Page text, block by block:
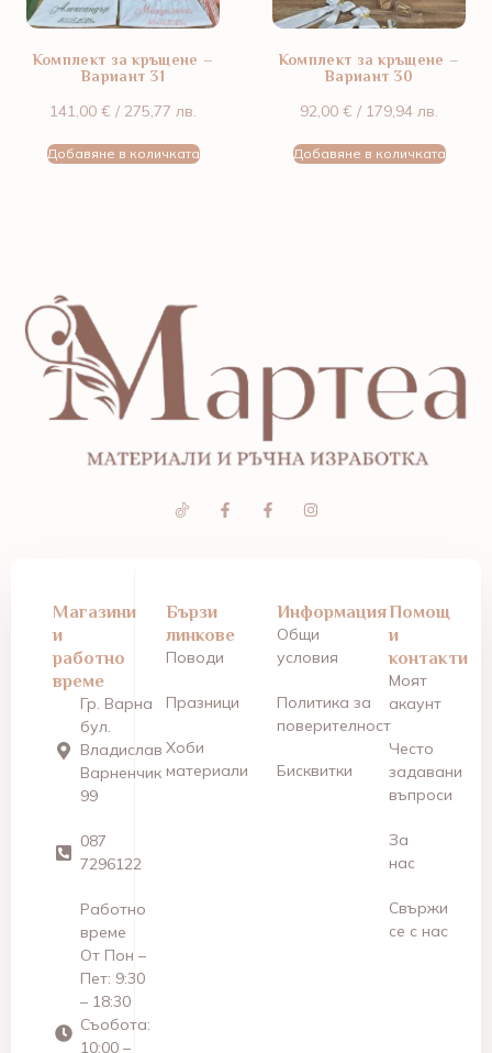
Комплект за кръщене –
Вариант 31
141,00 € / 275,77 лв.
Добавяне в количката
Комплект за кръщене –
Вариант 30
92,00 € / 179,94 лв.
Добавяне в количката
Магазини
и
работно
време
Гр. Варна
бул.
Владислав
Варненчик
99
087
7296122
Работно
време
От Пон –
Пет: 9:30
– 18:30
Съобота:
10:00 –
Бързи
линкове
Поводи
Празници
Хоби
материали
Информация
Общи
условия
Политика за
поверителност
Бисквитки
Помощ
и
контакти
Моят
акаунт
Често
задавани
въпроси
За
нас
Свържи
се с нас